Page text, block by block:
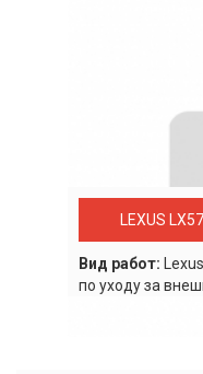
LEXUS
Вид работ:
по уходу за